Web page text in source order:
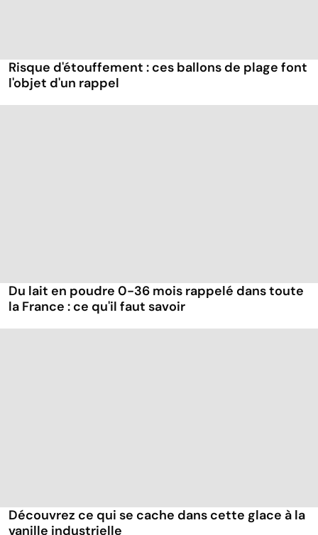
Risque d'étouffement : ces ballons de plage font
l'objet d'un rappel
Du lait en poudre 0-36 mois rappelé dans toute
la France : ce qu'il faut savoir
Découvrez ce qui se cache dans cette glace à la
vanille industrielle